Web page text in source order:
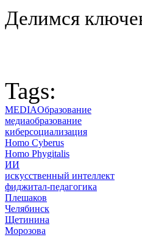
Делимся
Tags:
MEDIAОбразование
медиаобразование
киберсоциализация
Homo Cyberus
Homo Phygitalis
ИИ
искусственный интеллект
фиджитал-педагогика
Плешаков
Челябинск
Щетинина
Морозова